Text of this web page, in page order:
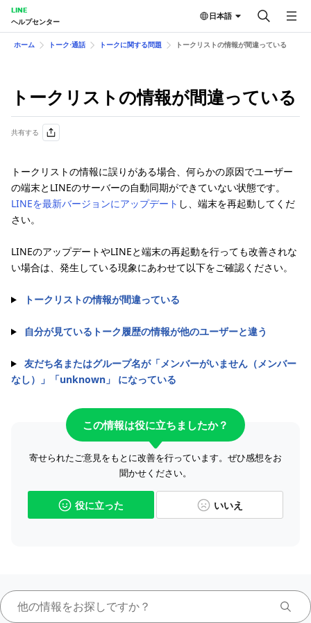
LINE
ヘルプセンター
日本語
ホーム トーク⋅通話 トークに関する問題 トークリストの情報が間違っている
トークリストの情報が間違っている
共有する
トークリストの情報に誤りがある場合、何らかの原因でユーザー
の端末とLINEのサーバーの自動同期ができていない状態です。
LINEを最新バージョンにアップデート し、端末を再起動してくだ
さい。
LINEのアップデートやLINEと端末の再起動を行っても改善されな
い場合は、発生している現象にあわせて以下をご確認ください。
トークリストの情報が間違っている
自分が見ているトーク履歴の情報が他のユーザーと違う
友だち名またはグループ名が「メンバーがいません（メンバー
なし）」「unknown」 になっている
この情報は役に立ちましたか？
寄せられたご意見をもとに改善を行っています。ぜひ感想をお
聞かせください。
役に立った いいえ